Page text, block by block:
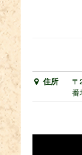
住所
〒
番